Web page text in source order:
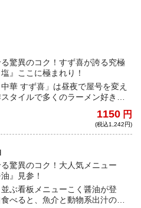
驚異のコク！すず喜が誇る究極
』ここに極まれり！
中華 すず喜」は昼夜で屋号を変え
タイルで多くのラーメン好きか
板メニューである”こく塩”が満を持
。塩スープは、麺に絡まるとマイ
っている。一口食べると、魚介
汁の絶妙な配合から生まれると
コクが口いっぱいに広がり、そ
脳に刻み込まれ離れない。何度食
い」すず喜の誇る究極の一杯を
うことができる。ラーメン界を
1150 円
(税込1,242円)
驚異のコク！大人気メニュー
油』見参！
ぶ看板メニューこく醤油が登
べると、魚介と動物系出汁の絶